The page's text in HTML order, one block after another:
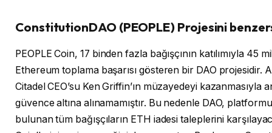
ConstitutionDAO (PEOPLE) Projesini
PEOPLE Coin, 17 binden fazla bağışçının katılımıyla 45
Ethereum toplama başarısı gösteren bir DAO projesidir.
Citadel CEO’su Ken Griffin’ın müzayedeyi kazanmasıyla
güvence altına alınamamıştır. Bu nedenle DAO,
bulunan tüm bağışçıların ETH iadesi taleplerini